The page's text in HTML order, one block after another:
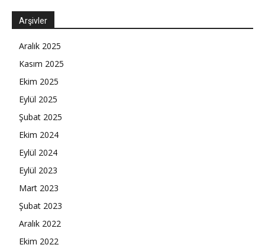
Arşivler
Aralık 2025
Kasım 2025
Ekim 2025
Eylül 2025
Şubat 2025
Ekim 2024
Eylül 2024
Eylül 2023
Mart 2023
Şubat 2023
Aralık 2022
Ekim 2022